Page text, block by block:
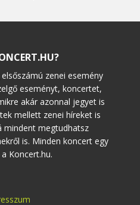
zenei esemény
eseményt, koncertet,
akár azonnal jegyet is
mellett zenei híreket is
mindent megtudhatsz
is. Minden koncert egy
Koncert.hu.